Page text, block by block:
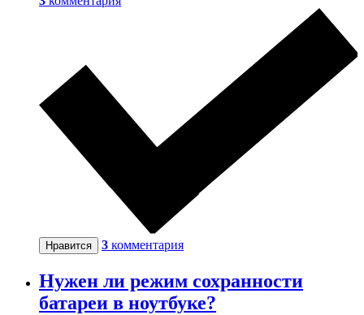
Нравится 3 комментария
Нужен ли режим сохранности
батареи в ноутбуке?